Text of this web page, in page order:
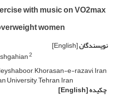
with music on VO2max
women
نویسندگان[English]
2
Khorasan-e-razavi, Iran
University, Tehran, Iran
چکیده[English]